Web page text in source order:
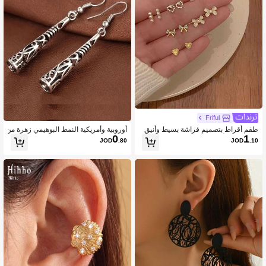
Friful
طقم أقراط بتصميم فراشة بسيط وأنيق
(طقم من الأقراط)
JOD1.10
أوروبية وأمريكية النمط البوهيمي زهرة من
حوتة قص مجوف عتيق فضة اقراط , عطل
JOD0.80